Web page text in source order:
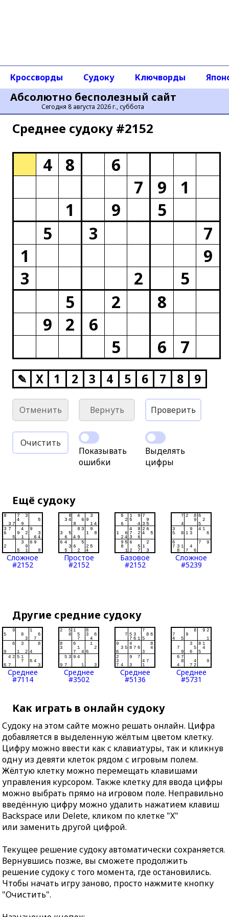
Абсолютно бесполезный сайт
Сегодня 8 августа 2026 г., суббота
Кроссворды Судоку Ключворды
Среднее cудоку #2152
4 8
6
7
9
1
1
9
5
5
3
7
1
9
3
2
5
5
2
8
9
2
6
5
6 7
✎ X 1 2 3 4 5 6 7 8 9
Отменить Вернуть Проверить
Очистить
Показывать
ошибки
Выделять
цифры
Ещё судоку
Сложное
#2152
Простое
#2152
Базовое
#2152
Сложное
#5239
Другие средние судоку
Среднее
#7114
Среднее
#3502
Среднее
#5136
Среднее
#5731
Как играть в онлайн судоку
Судоку на этом сайте можно решать онлайн. Цифра
добавляется в выделенную жёлтым цветом клетку.
Цифру можно ввести как с клавиатуры, так и кликнув
одну из девяти клеток рядом с игровым полем.
Жёлтую клетку можно перемещать клавишами
управления курсором. Также клетку для ввода цифры
можно выбрать прямо на игровом поле. Неправильно
введённую цифру можно удалить нажатием клавиш
Backspace или Delete, кликом по клетке "X"
или заменить другой цифрой.
Текущее решение судоку автоматически сохраняется.
Вернувшись позже, вы сможете продолжить
решение судоку с того момента, где остановились.
Чтобы начать игру заново, просто нажмите кнопку
"Очистить".